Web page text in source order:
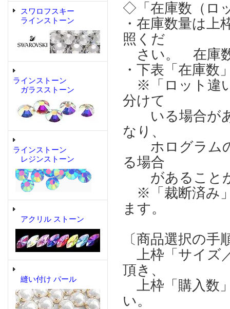
スワロフスキー
ラインストーン
ラインストーン
ガラスストーン
ラインストーン
レジンストーン
アクリル ストーン
縫い付け パール
◇「在庫数（ロ
・在庫数量は上
照くだ
さい。 在庫数
・下表「在庫
※「ロット違
分けて
いる場合があ
なり、
ホログラムの
る場合
があること
※「裁断済み
ます。
〔商品選択の手
上枠「サイズ
頂き、
上枠「購入数
い。